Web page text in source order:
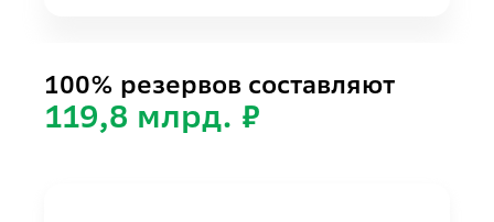
100% резервов составляют
119,8 млрд. ₽